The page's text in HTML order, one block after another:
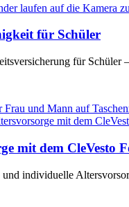
für Schüler
für Schüler
mit dem CleVesto
individuelle